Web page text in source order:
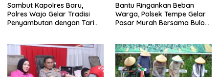
Sambut Kapolres Baru,
Polres Wajo Gelar Tradisi
Penyambutan dengan Tari
Bantu Ringankan Beban
Warga, Polsek Tempe Gelar
Pasar Murah Bersama Bulog